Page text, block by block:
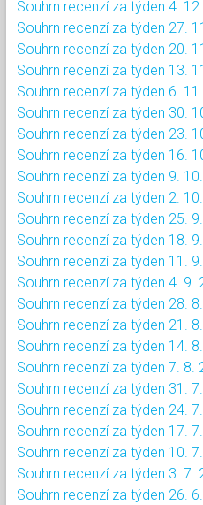
Souhrn recenzí za týden 4. 12.
Souhrn recenzí za týden 27.
Souhrn recenzí za týden 20.
Souhrn recenzí za týden 13.
Souhrn recenzí za týden 6. 11.
Souhrn recenzí za týden 30.
Souhrn recenzí za týden 23.
Souhrn recenzí za týden 16.
Souhrn recenzí za týden 9. 10.
Souhrn recenzí za týden 2. 10.
Souhrn recenzí za týden 25. 9.
Souhrn recenzí za týden 18. 9.
Souhrn recenzí za týden 11. 9.
Souhrn recenzí za týden 4. 9.
Souhrn recenzí za týden 28. 8.
Souhrn recenzí za týden 21. 8.
Souhrn recenzí za týden 14. 8.
Souhrn recenzí za týden 7. 8.
Souhrn recenzí za týden 31. 7.
Souhrn recenzí za týden 24. 7.
Souhrn recenzí za týden 17. 7.
Souhrn recenzí za týden 10. 7.
Souhrn recenzí za týden 3. 7.
Souhrn recenzí za týden 26. 6.